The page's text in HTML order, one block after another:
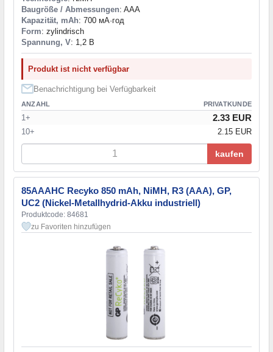
Baugröße / Abmessungen: AAA
Kapazität, mAh: 700 мА·год
Form: zylindrisch
Spannung, V: 1,2 В
Produkt ist nicht verfügbar
Benachrichtigung bei Verfügbarkeit
ANZAHL PRIVATKUNDE
1+ 2.33 EUR
10+ 2.15 EUR
kaufen
85AAAHC Recyko 850 mAh, NiMH, R3 (AAA), GP,
UC2 (Nickel-Metallhydrid-Akku industriell)
Produktcode: 84681
zu Favoriten hinzufügen